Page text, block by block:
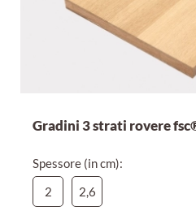
Gradini 3 strati rovere
Spessore (in cm):
2
2,6